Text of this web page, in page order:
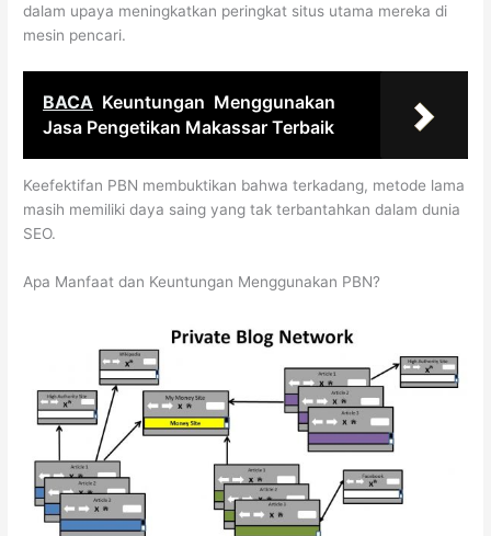
dalam upaya meningkatkan peringkat situs utama mereka di
mesin pencari.
BACA Keuntungan Menggunakan
Jasa Pengetikan Makassar Terbaik
Keefektifan PBN membuktikan bahwa terkadang, metode lama
masih memiliki daya saing yang tak terbantahkan dalam dunia
SEO.
Apa Manfaat dan Keuntungan Menggunakan PBN?